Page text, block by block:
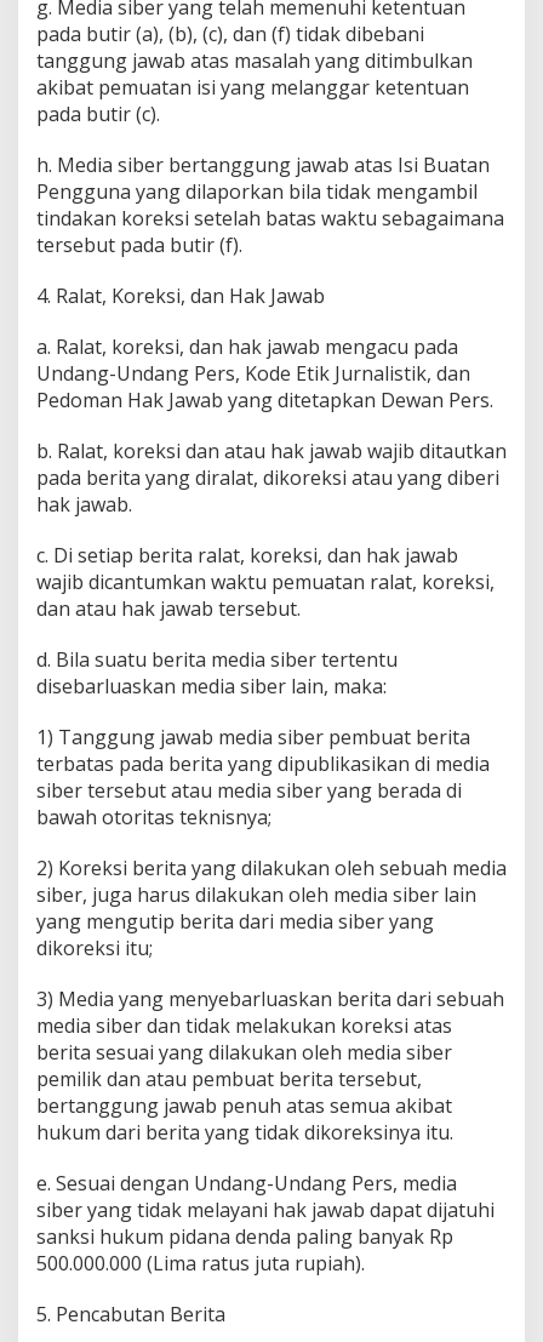
g. Media siber yang telah memenuhi ketentuan
pada butir (a), (b), (c), dan (f) tidak dibebani
tanggung jawab atas masalah yang ditimbulkan
akibat pemuatan isi yang melanggar ketentuan
pada butir (c).
h. Media siber bertanggung jawab atas Isi Buatan
Pengguna yang dilaporkan bila tidak mengambil
tindakan koreksi setelah batas waktu sebagaimana
tersebut pada butir (f).
4. Ralat, Koreksi, dan Hak Jawab
a. Ralat, koreksi, dan hak jawab mengacu pada
Undang-Undang Pers, Kode Etik Jurnalistik, dan
Pedoman Hak Jawab yang ditetapkan Dewan Pers.
b. Ralat, koreksi dan atau hak jawab wajib ditautkan
pada berita yang diralat, dikoreksi atau yang diberi
hak jawab.
c. Di setiap berita ralat, koreksi, dan hak jawab
wajib dicantumkan waktu pemuatan ralat, koreksi,
dan atau hak jawab tersebut.
d. Bila suatu berita media siber tertentu
disebarluaskan media siber lain, maka:
1) Tanggung jawab media siber pembuat berita
terbatas pada berita yang dipublikasikan di media
siber tersebut atau media siber yang berada di
bawah otoritas teknisnya;
2) Koreksi berita yang dilakukan oleh sebuah media
siber, juga harus dilakukan oleh media siber lain
yang mengutip berita dari media siber yang
dikoreksi itu;
3) Media yang menyebarluaskan berita dari sebuah
media siber dan tidak melakukan koreksi atas
berita sesuai yang dilakukan oleh media siber
pemilik dan atau pembuat berita tersebut,
bertanggung jawab penuh atas semua akibat
hukum dari berita yang tidak dikoreksinya itu.
e. Sesuai dengan Undang-Undang Pers, media
siber yang tidak melayani hak jawab dapat dijatuhi
sanksi hukum pidana denda paling banyak Rp
500.000.000 (Lima ratus juta rupiah).
5. Pencabutan Berita